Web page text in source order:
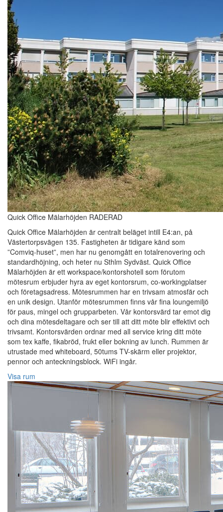
Quick Office Mälarhöjden RADERAD
Quick Office Mälarhöjden är centralt beläget intill E4:an, på
Västertorpsvägen 135. Fastigheten är tidigare känd som
”Comviq-huset”, men har nu genomgått en totalrenovering och
standardhöjning, och heter nu Sthlm Sydväst. Quick Office
Mälarhöjden är ett workspace/kontorshotell som förutom
mötesrum erbjuder hyra av eget kontorsrum, co-workingplatser
och företagsadress. Mötesrummen har en trivsam atmosfär och
en unik design. Utanför mötesrummen finns vår fina loungemiljö
för paus, mingel och grupparbeten. Vår kontorsvärd tar emot dig
och dina mötesdeltagare och ser till att ditt möte blir effektivt och
trivsamt. Kontorsvärden ordnar med all service kring ditt möte
som tex kaffe, fikabröd, frukt eller bokning av lunch. Rummen är
utrustade med whiteboard, 50tums TV-skärm eller projektor,
pennor och anteckningsblock. WiFi ingår.
Visa rum